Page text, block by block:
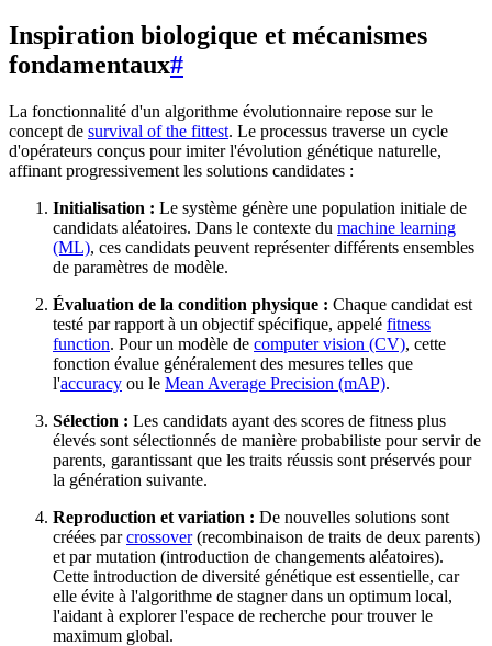
Inspiration biologique et mécanismes
fondamentaux#
La fonctionnalité d'un algorithme évolutionnaire repose sur le
concept de survival of the fittest. Le processus traverse un cycle
d'opérateurs conçus pour imiter l'évolution génétique naturelle,
affinant progressivement les solutions candidates :
Initialisation : Le système génère une population initiale de
candidats aléatoires. Dans le contexte du machine learning
(ML), ces candidats peuvent représenter différents ensembles
de paramètres de modèle.
Évaluation de la condition physique : Chaque candidat est
testé par rapport à un objectif spécifique, appelé fitness
function. Pour un modèle de computer vision (CV), cette
fonction évalue généralement des mesures telles que
l'accuracy ou le Mean Average Precision (mAP).
Sélection : Les candidats ayant des scores de fitness plus
élevés sont sélectionnés de manière probabiliste pour servir de
parents, garantissant que les traits réussis sont préservés pour
la génération suivante.
Reproduction et variation : De nouvelles solutions sont
créées parcrossover(recombinaison de traits de deux parents)
et par mutation (introduction de changements aléatoires).
Cette introduction de diversité génétique est essentielle, car
elle évite à l'algorithme de stagner dans un optimum local,
l'aidant à explorer l'espace de recherche pour trouver le
maximum global.